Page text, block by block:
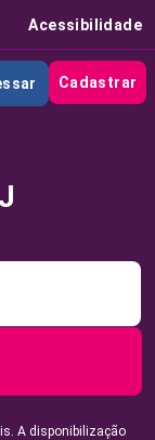
Acessibilidade
Cadastrar
A disponibilização